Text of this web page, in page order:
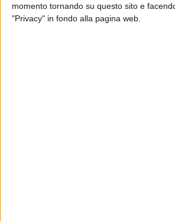
momento tornando su questo sito e
"Privacy" in fondo alla pagina web.
Intervengono: il professorVito Troiano